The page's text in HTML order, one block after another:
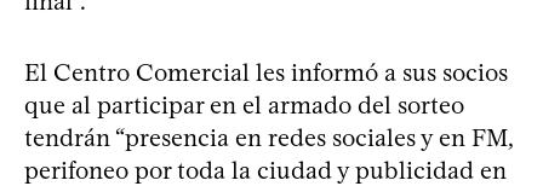
El Centro Comercial les informó a sus socios
que al participar en el armado del sorteo
tendrán “presencia en redes sociales y en FM,
perifoneo por toda la ciudad y publicidad en